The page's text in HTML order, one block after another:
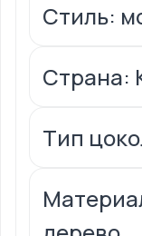
Стиль:
Страна:
Тип